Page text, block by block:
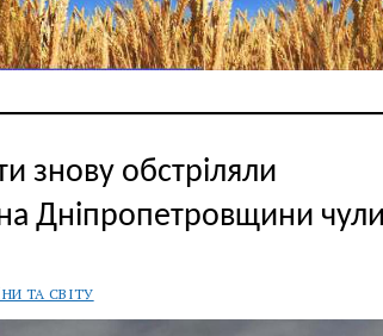
знову обстріляли
Дніпропетровщини
ТА СВІТУ